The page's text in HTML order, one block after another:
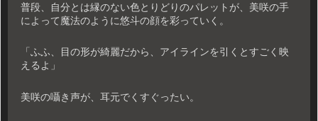
普段、自分とは縁のない色とりどりのパレットが、美咲の手
によって魔法のように悠斗の顔を彩っていく。
「ふふ、目の形が綺麗だから、アイラインを引くとすごく映
えるよ」
美咲の囁き声が、耳元でくすぐったい。